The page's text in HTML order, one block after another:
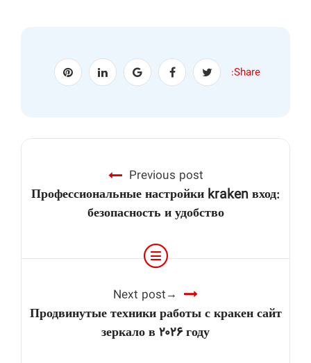
Share:
Previous post
Профессиональные настройки kraken вход:
безопасность и удобство
Next post
Продвинутые техники работы с кракен сайт
зеркало в ۲۰۲۶ году